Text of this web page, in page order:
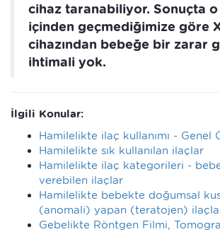
cihaz taranabiliyor. Sonuçta o
içinden geçmediğimize göre
cihazından bebeğe bir zarar
ihtimali yok.
İlgili Konular:
Hamilelikte ilaç kullanımı - Genel
Hamilelikte sık kullanılan ilaçlar
Hamilelikte ilaç kategorileri -
verebilen ilaçlar
Hamilelikte bebekte doğumsal
(anomali) yapan (teratojen)
Gebelikte Röntgen Filmi,